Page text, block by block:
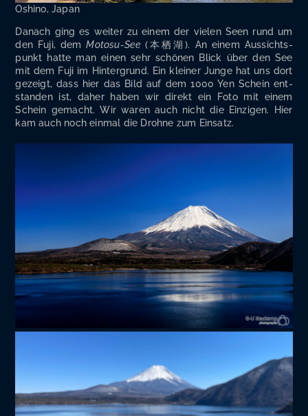
Oshi­no, Japan
Danach ging es wei­ter zu einem der vie­len Seen rund um
den Fuji, demMoto­su-See(本栖湖). An einem Aus­sichts­
punkt hat­te man einen sehr schö­nen Blick über den See
mit dem Fuji im Hin­ter­grund. Ein klei­ner Jun­ge hat uns dort
gezeigt, dass hier das Bild auf dem 1000 Yen Schein ent­
stan­den ist, daher haben wir direkt ein Foto mit einem
Schein gemacht. Wir waren auch nicht die Ein­zi­gen. Hier
kam auch noch ein­mal die Droh­ne zum Einsatz.